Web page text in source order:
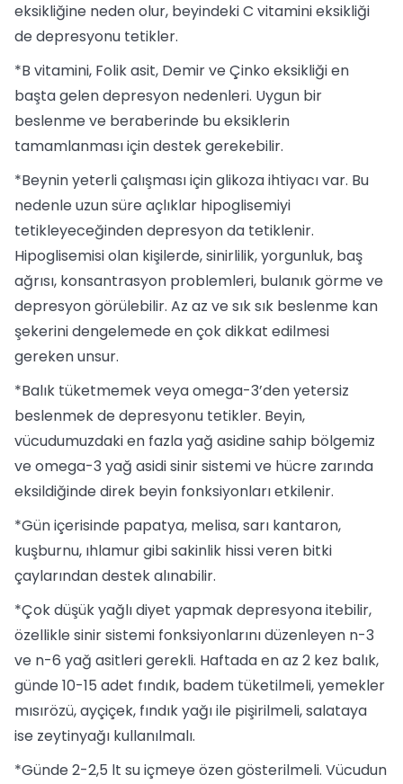
eksikliğine neden olur, beyindeki C vitamini eksikliği
de depresyonu tetikler.
*B vitamini, Folik asit, Demir ve Çinko eksikliği en
başta gelen depresyon nedenleri. Uygun bir
beslenme ve beraberinde bu eksiklerin
tamamlanması için destek gerekebilir.
*Beynin yeterli çalışması için glikoza ihtiyacı var. Bu
nedenle uzun süre açlıklar hipoglisemiyi
tetikleyeceğinden depresyon da tetiklenir.
Hipoglisemisi olan kişilerde, sinirlilik, yorgunluk, baş
ağrısı, konsantrasyon problemleri, bulanık görme ve
depresyon görülebilir. Az az ve sık sık beslenme kan
şekerini dengelemede en çok dikkat edilmesi
gereken unsur.
*Balık tüketmemek veya omega-3’den yetersiz
beslenmek de depresyonu tetikler. Beyin,
vücudumuzdaki en fazla yağ asidine sahip bölgemiz
ve omega-3 yağ asidi sinir sistemi ve hücre zarında
eksildiğinde direk beyin fonksiyonları etkilenir.
*Gün içerisinde papatya, melisa, sarı kantaron,
kuşburnu, ıhlamur gibi sakinlik hissi veren bitki
çaylarından destek alınabilir.
*Çok düşük yağlı diyet yapmak depresyona itebilir,
özellikle sinir sistemi fonksiyonlarını düzenleyen n-3
ve n-6 yağ asitleri gerekli. Haftada en az 2 kez balık,
günde 10-15 adet fındık, badem tüketilmeli, yemekler
mısırözü, ayçiçek, fındık yağı ile pişirilmeli, salataya
ise zeytinyağı kullanılmalı.
*Günde 2-2,5 lt su içmeye özen gösterilmeli. Vücudun